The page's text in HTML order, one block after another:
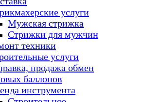
услуги
Мужская стрижка
Стрижки для мужчин
техники
услуги
продажа обмен
баллонов
инструмента